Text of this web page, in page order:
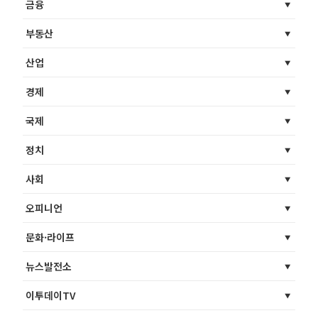
금융
부동산
산업
경제
국제
정치
사회
오피니언
문화·라이프
뉴스발전소
이투데이TV